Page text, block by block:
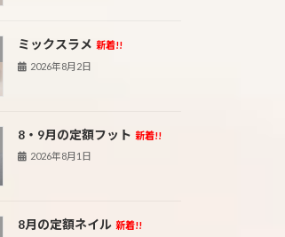
ミックスラメ 新着!!
2026年8月2日
8・9月の定額フット 新着!!
2026年8月1日
8月の定額ネイル 新着!!